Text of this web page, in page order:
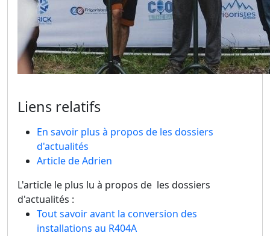
Liens relatifs
En savoir plus à propos de les dossiers
d'actualités
Article de Adrien
L'article le plus lu à propos de les dossiers
d'actualités :
Tout savoir avant la conversion des
installations au R404A